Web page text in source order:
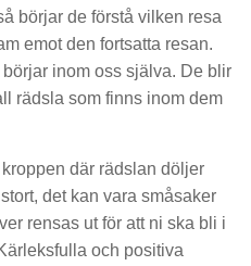
börjar de förstå vilken resa
emot den fortsatta resan.
inom oss själva. De blir
rädsla som finns inom dem
där rädslan döljer
det kan vara småsaker
rensas ut för att ni ska bli i
och positiva